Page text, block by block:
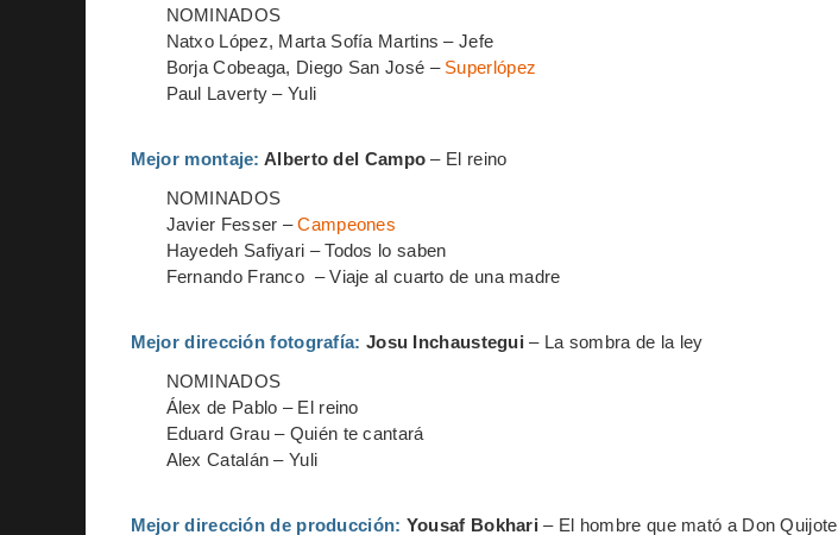
NOMINADOS
Natxo López, Marta Sofía Martins – Jefe
Borja Cobeaga, Diego San José – Superlópez
Paul Laverty – Yuli
Mejor montaje:Alberto del Campo – El reino
NOMINADOS
Javier Fesser –Campeones
Hayedeh Safiyari – Todos lo saben
Fernando Franco – Viaje al cuarto de una madre
Mejor dirección fotografía: Josu Inchaustegui– La sombra de la ley
NOMINADOS
Álex de Pablo – El reino
Eduard Grau – Quién te cantará
Alex Catalán – Yuli
Mejor dirección de producción: Yousaf Bokhari – El hombre que mató a Don Quijote